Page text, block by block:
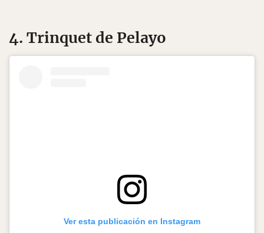
4. Trinquet de Pelayo
Ver esta publicación en Instagram